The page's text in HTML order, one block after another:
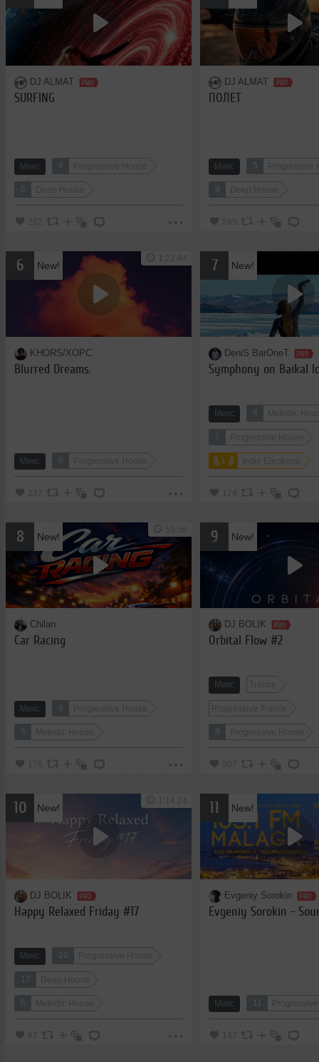
DJ ALMAT
SURFING
Микс 4 Progressive House
6 Deep House
282
DJ ALMAT
ПОЛЕТ
Микс 5 Progressive
9 Deep House
245
6 New!
KHORS/XOPC
Blurred Dreams.
Микс 6 Progressive House
237
1:21:44 7 New!
DeniS BarOneT
Symphony on Baikal
Микс Melodic
7 Progressive House
1 Indie Electronic
174
8 New!
Chilan
Car Racing
Микс 8 Progressive House
5 Melodic House
176
59:56 9 New!
DJ BOLIK
Orbital Flow #2
Микс Trance
Progressive Trance
9 Progressive House
207
10 New!
DJ BOLIK
Happy Relaxed Friday #17
Микс Progressive House
17 Deep House
6 Melodic House
87
1:14:24 11 New!
Evgeniy Sorokin
Evgeniy Sorokin -
Микс 11
147